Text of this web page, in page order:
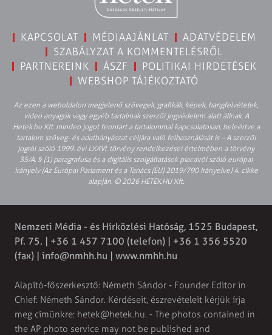
KAPCSOLAT MÉDIAAJÁNLAT
ADATVÉDELEM
SZABÁLYZAT A KOMMENTELÉSRŐL
PARTNEREINK
ÁSZF
POLITIKAI HIRDETÉSEK
WEBSHOP TÁJÉKOZTATÓ
Az ezen a weboldalon megjelenő szövegek, grafikák, képek, hangfelvételek,
video anyagok vagy egyéb tartalmak szerzői jogvédelem alatt állnak. A
Hetek.hu Kft. minden jogot fenntart a tartalommal kapcsolatosan, beleértve a
tartalom szöveg- és adatbányászat céljára való felhasználását is – A szerzői
jogról szóló 1999. évi LXXVI. törvény rendelkezései értelmében a törvény
35/A. § (1) paragrafusa és a digitális szolgáltatások piacairól szóló európai
irányelv (Az Európai Parlament és a Tanács (EU) 2019/790 Irányelve) 4. cikke
alapján. © 2026 HETEK.HU Kft.
Nemzeti Média - és Hírközlési Hatóság, 1525 Budapest,
Pf. 75. | +36 1 457 7100 (telefon) | +36 1 356 5520
(fax) | info@nmhh.hu | www.nmhh.hu
Alapító-főszerkesztő: Németh Sándor - Founder Editor in
Chief: Németh Sándor. Kérdéseit, észrevételeit kérjük írja
meg címünkre: hetek@hetek.hu. - The photos contained in
the AP photo service may not be published and